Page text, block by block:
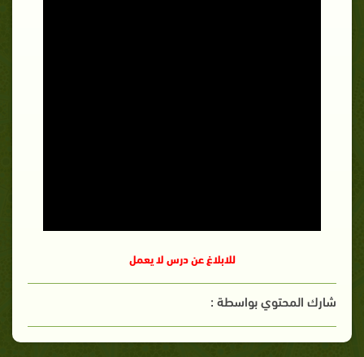
للابلاغ عن درس لا يعمل
شارك المحتوي بواسطة :